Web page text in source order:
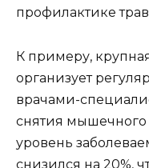
профилактике
К примеру,
организует
врачами-
снятия мышечного
уровень
снизился на 20%,